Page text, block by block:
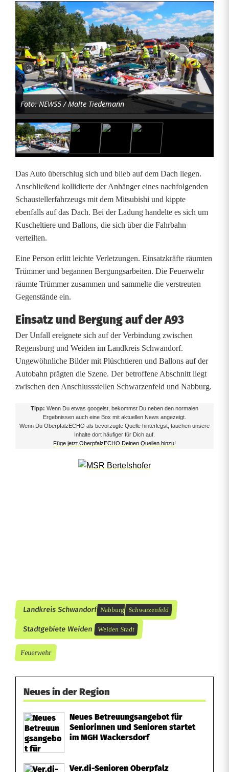
U
n
f
a
l
a
u
A
9
3
b
e
i
N
a
b
b
u
d
B
a
Foto: NEWS5 / Malte Tiedemann
Das Auto überschlug sich und blieb auf dem Dach liegen.
Anschließend kollidierte der Anhänger eines nachfolgenden
Schaustellerfahrzeugs mit dem Mitsubishi und kippte
ebenfalls auf das Dach. Bei der Ladung handelte es sich um
Kuscheltiere und Ballons, die sich über die Fahrbahn
verteilten.
Eine Person erlitt leichte Verletzungen. Einsatzkräfte räumten
Trümmer und begannen Bergungsarbeiten. Die Feuerwehr
räumte Trümmer zusammen und sammelte die verstreuten
Gegenstände ein.
Einsatz und Bergung auf der A93
Der Unfall ereignete sich auf der Verbindung zwischen
Regensburg und Weiden im Landkreis Schwandorf.
Ungewöhnliche Bilder mit Plüschtieren und Ballons auf der
Autobahn prägten die Szene. Der betroffene Abschnitt liegt
zwischen den Anschlussstellen Schwarzenfeld und Nabburg.
Tipp: Wenn Du etwas googelst, bekommst Du neben den normalen
Ergebnissen auch eine Box mit aktuellen News angezeigt.
Wenn Du OberpfalzECHO als bevorzugte Quelle hinterlegst, tauchen unsere
Inhalte dort häufiger für Dich auf.
Füge jetzt OberpfalzECHO Deinen Quellen hinzu!
Landkreis Schwandorf Nabburg Schwarzenfeld
Stadtgebiete Weiden Weiden Stadt
Feuerwehr
Neues in der Region
Neues Betreuungsangebot für
Seniorinnen und Senioren startet
im MGH Wackersdorf
Ver.di-Senioren Oberpfalz